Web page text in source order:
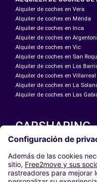
Alquiler de coches en Vera
Alquiler de coches en Mérida
Alquiler de coches en Inca
Alquiler de coches en
Alquiler de coches en Vic
Alquiler de coches en San
Alquiler de coches en Los
Alquiler de coches en Villarreal
Alquiler de coches en La
Alquiler de coches en Las
CARSHARING
NUESTRAS CIUDADES
Paris
Madrid
Washington DC